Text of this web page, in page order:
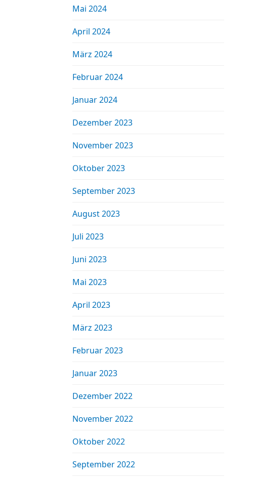
Mai 2024
April 2024
März 2024
Februar 2024
Januar 2024
Dezember 2023
November 2023
Oktober 2023
September 2023
August 2023
Juli 2023
Juni 2023
Mai 2023
April 2023
März 2023
Februar 2023
Januar 2023
Dezember 2022
November 2022
Oktober 2022
September 2022